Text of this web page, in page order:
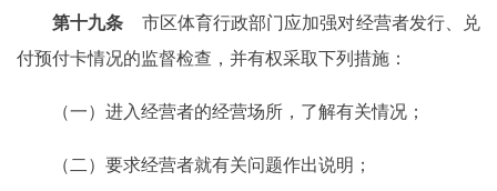
第十九条 市区体育行政部门应加强对经营者发行、兑
付预付卡情况的监督检查，并有权采取下列措施：
（一）进入经营者的经营场所，了解有关情况；
（二）要求经营者就有关问题作出说明；